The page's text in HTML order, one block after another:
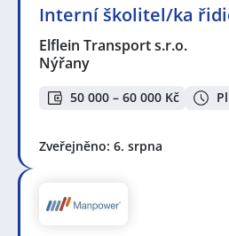
Interní školitel/ka
Elflein Transport s.r.o.
Nýřany
50 000 – 60 000 Kč
Zveřejněno: 6. srpna